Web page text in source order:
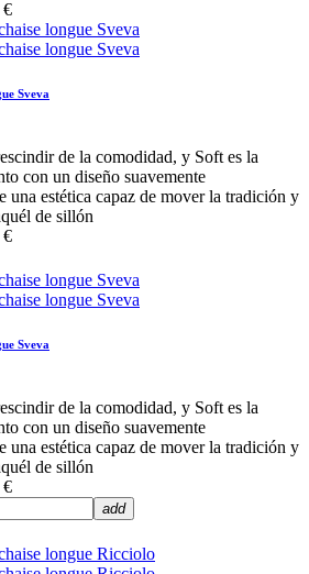
€
Sveva
de la comodidad, y Soft es la
con un diseño suavemente
una estética capaz de mover la tradición y
de sillón
€
Sveva
de la comodidad, y Soft es la
con un diseño suavemente
una estética capaz de mover la tradición y
de sillón
€
add